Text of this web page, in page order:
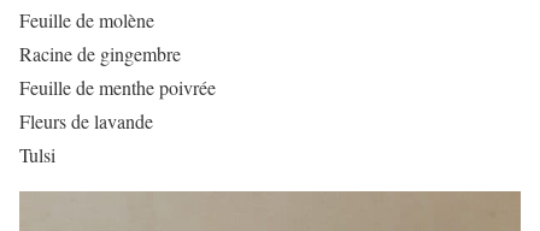
Feuille de molène
Racine de gingembre
Feuille de menthe poivrée
Fleurs de lavande
Tulsi